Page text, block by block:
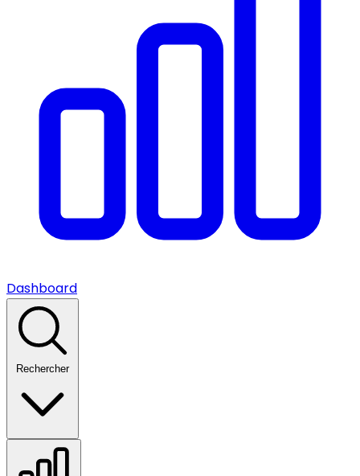
Dashboard
Rechercher